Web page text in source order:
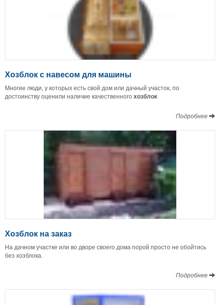
Хозблок с навесом для машины
Многие люди, у которых есть свой дом или дачный участок, по
достоинству оценили наличие качественногохозблок
Подробнее
Хозблок на заказ
На дачном участке или во дворе своего дома порой просто не обойтись
без хозблока.
Подробнее